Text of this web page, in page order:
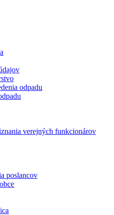
odpadu
verejných funkcionárov
poslancov